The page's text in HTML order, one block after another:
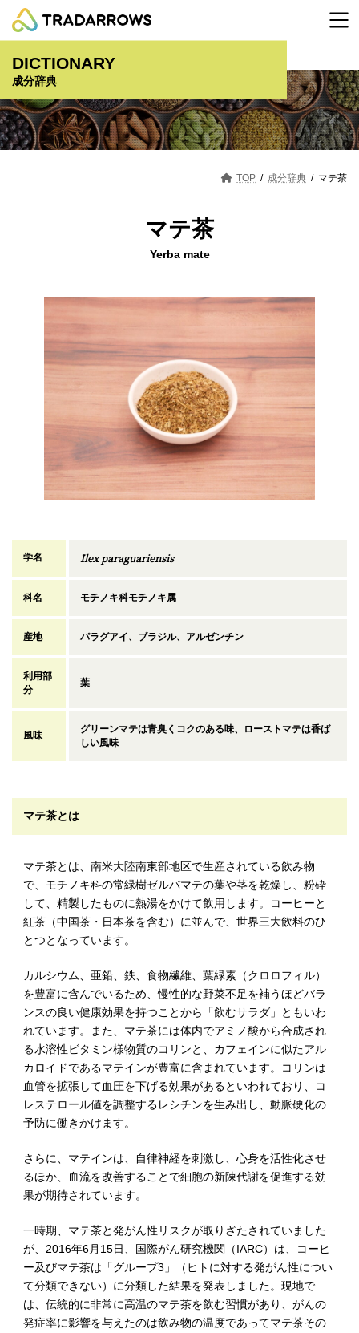
キ
ッ
プ
に
移
動
DICTIONARY
成分辞典
TOP 成分辞典 マテ茶
マテ茶
Yerba mate
学名 Ilex paraguariensis
科名 モチノキ科モチノキ属
産地 パラグアイ、ブラジル、アルゼンチン
利用部
分
葉
風味
グリーンマテは青臭くコクのある味、ローストマテは香ば
しい風味
マテ茶とは
マテ茶とは、南米大陸南東部地区で生産されている飲み物
で、モチノキ科の常緑樹ゼルバマテの葉や茎を乾燥し、粉砕
して、精製したものに熱湯をかけて飲用します。コーヒーと
紅茶（中国茶・日本茶を含む）に並んで、世界三大飲料のひ
とつとなっています。
カルシウム、亜鉛、鉄、食物繊維、葉緑素（クロロフィル）
を豊富に含んでいるため、慢性的な野菜不足を補うほどバラ
ンスの良い健康効果を持つことから「飲むサラダ」ともいわ
れています。また、マテ茶には体内でアミノ酸から合成され
る水溶性ビタミン様物質のコリンと、カフェインに似たアル
カロイドであるマテインが豊富に含まれています。コリンは
血管を拡張して血圧を下げる効果があるといわれており、コ
レステロール値を調整するレシチンを生み出し、動脈硬化の
予防に働きかけます。
さらに、マテインは、自律神経を刺激し、心身を活性化させ
るほか、血流を改善することで細胞の新陳代謝を促進する効
果が期待されています。
一時期、マテ茶と発がん性リスクが取りざたされていました
が、2016年6月15日、国際がん研究機関（IARC）は、コーヒ
ー及びマテ茶は「グループ3」（ヒトに対する発がん性につい
て分類できない）に分類した結果を発表しました。現地で
は、伝統的に非常に高温のマテ茶を飲む習慣があり、がんの
発症率に影響を与えたのは飲み物の温度であってマテ茶その